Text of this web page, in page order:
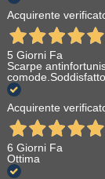
Acquirente
5 Giorni Fa
Scarpe
comode.Soddisfatto
Acquirente
6 Giorni Fa
Ottima